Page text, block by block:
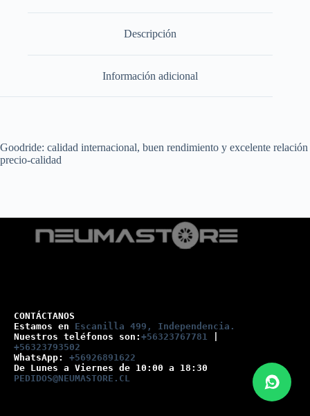
Descripción
Información adicional
Goodride: calidad internacional, buen rendimiento y excelente relación
precio-calidad
CONTÁCTANOS
Estamos en Escanilla 499, Independencia.
Nuestros teléfonos son: +56323767781
+56323793502
WhatsApp: +56926891622
De Lunes a Viernes de 10:00 a 18:30
PEDIDOS@NEUMASTORE.CL